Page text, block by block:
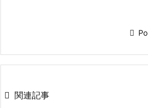

 関連記事